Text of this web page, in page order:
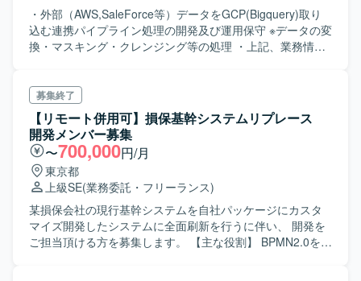
・外部（AWS,SaleForce等）データをGCP(Bigquery)取り
込む連携パイプライン処理の開発及び運用保守 ※データの変
換・マスキング・クレンジング等の処理 ・上記、業務情報
開発環境＞ Python、SQL、Big Query
募集終了
【リモート併用可】損保基幹システムリプレース
開発メンバー募集
〜700,000円/月
東京都
上級SE(業務委託・フリーランス)
某損保会社の現行基幹システムを自社パッケージにカスタ
マイズ開発したシステムに全面刷新を行うに伴い、 開発を
ご担当頂ける方を募集します。 【主な役割】 BPMN2.0を前